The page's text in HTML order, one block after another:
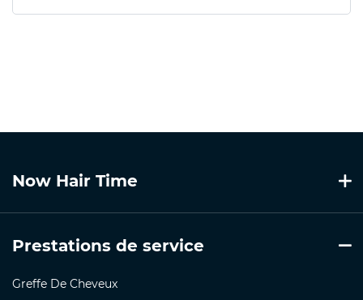
Now Hair Time
Prestations de service
Greffe De Cheveux